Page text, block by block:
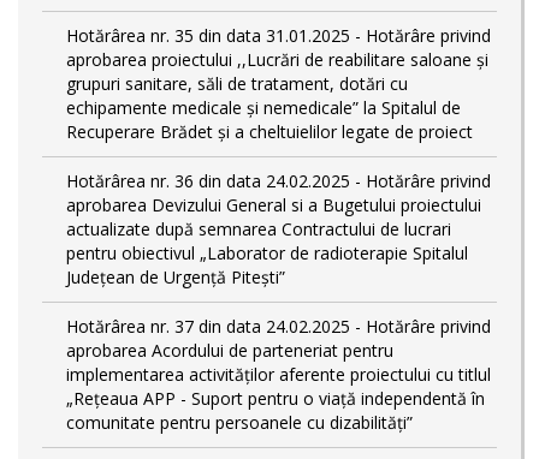
Hotărârea nr. 35 din data 31.01.2025 - Hotărâre privind
aprobarea proiectului ,,Lucrări de reabilitare saloane și
grupuri sanitare, săli de tratament, dotări cu
echipamente medicale și nemedicale” la Spitalul de
Recuperare Brădet și a cheltuielilor legate de proiect
Hotărârea nr. 36 din data 24.02.2025 - Hotărâre privind
aprobarea Devizului General si a Bugetului proiectului
actualizate după semnarea Contractului de lucrari
pentru obiectivul „Laborator de radioterapie Spitalul
Județean de Urgență Pitești”
Hotărârea nr. 37 din data 24.02.2025 - Hotărâre privind
aprobarea Acordului de parteneriat pentru
implementarea activităţilor aferente proiectului cu titlul
„Rețeaua APP - Suport pentru o viață independentă în
comunitate pentru persoanele cu dizabilități”